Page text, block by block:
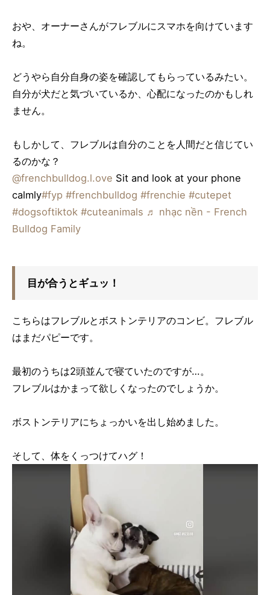
おや、オーナーさんがフレブルにスマホを向けています
ね。
どうやら自分自身の姿を確認してもらっているみたい。
自分が犬だと気づいているか、心配になったのかもしれ
ません。
もしかして、フレブルは自分のことを人間だと信じてい
るのかな？
@frenchbulldog.l.ove Sit and look at your phone
calmly#fyp #frenchbulldog #frenchie #cutepet
#dogsoftiktok #cuteanimals ♬ nhạc nền - French
Bulldog Family
目が合うとギュッ！
こちらはフレブルとボストンテリアのコンビ。フレブル
はまだパピーです。
最初のうちは2頭並んで寝ていたのですが…。
フレブルはかまって欲しくなったのでしょうか。
ボストンテリアにちょっかいを出し始めました。
そして、体をくっつけてハグ！